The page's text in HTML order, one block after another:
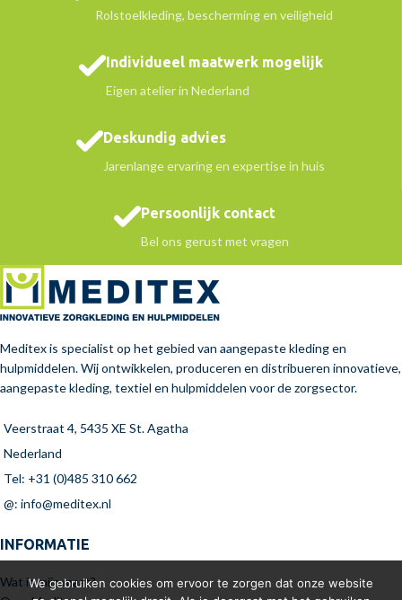
Rolstoelkleding, bescherming en veiligheid
Individueel maatwerk mogelijk
Eigen atelier in Nederland
Deskundig advies
Jarenlange ervaring en expertise in huis
Persoonlijk contact
Bel ons gerust met vragen
Meditex is specialist op het gebied van aangepaste kleding en
hulpmiddelen. Wij ontwikkelen, produceren en distribueren innovatieve,
aangepaste kleding, textiel en hulpmiddelen voor de zorgsector.
Veerstraat 4, 5435 XE St. Agatha
Nederland
Tel: +31 (0)485 310 662
@: info@meditex.nl
INFORMATIE
Wat is mijn maat?
We gebruiken cookies om ervoor te zorgen dat onze website